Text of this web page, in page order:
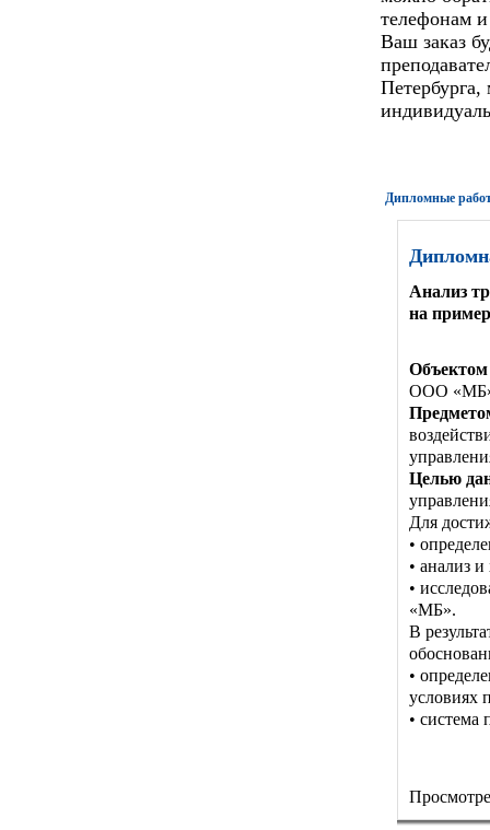
телефонам
Ваш заказ
Петербурга,
Дипломные
Анализ
на
Объектом
ООО
Целью
Для
•
• анализ
•
«МБ».
В
•
условиях
• система